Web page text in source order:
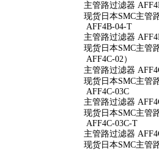
主管路过滤器
现货日本SMC主管
AFF4B-04-T
主管路过滤器
现货日本SMC主管
AFF4C-02）
主管路过滤器
现货日本SMC主管
AFF4C-03C
主管路过滤器
现货日本SMC主管
AFF4C-03C-T
主管路过滤器
现货日本SMC主管